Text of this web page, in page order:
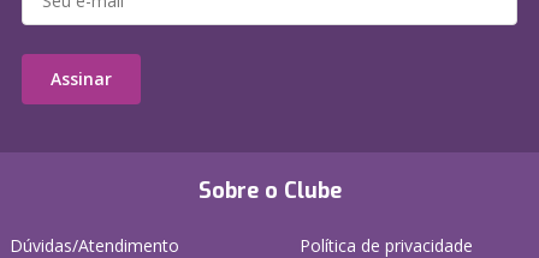
Sobre o Clube
Dúvidas/Atendimento
Política de privacidade
Assinar